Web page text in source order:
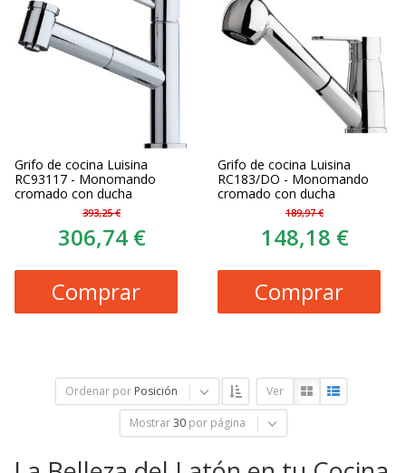
Grifo de cocina Luisina
RC93117 - Monomando
cromado con ducha
393,25 €
306,74 €
Comprar
Grifo de cocina Luisina
RC183/DO - Monomando
cromado con ducha
189,97 €
148,18 €
Comprar
Ordenar por Posición Ver
Mostrar 30 por página